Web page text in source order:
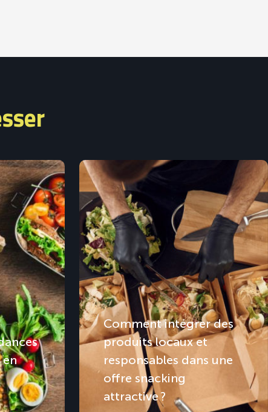
en
Comment intégrer des
produits locaux et
responsables dans une
offre snacking
attractive ?